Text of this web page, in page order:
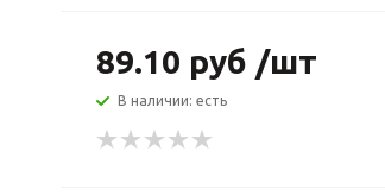
89.10 руб /шт
В наличии: есть